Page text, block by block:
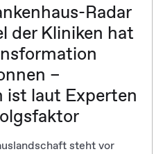
Radar
der Kliniken hat
–
laut Experten
steht vor